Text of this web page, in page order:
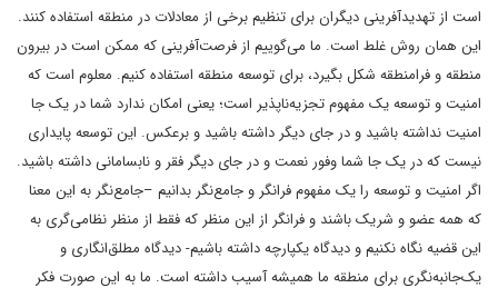
است از تهدیدآفرینی دیگران برای تنظیم برخی از معادلات در منطقه استفاده کنند.
این همان روش غلط است. ما می‌گوییم از فرصت‌آفرینی که ممکن است در بیرون
منطقه و فرامنطقه شکل بگیرد، برای توسعه منطقه استفاده کنیم. معلوم است که
امنیت و توسعه یک مفهوم تجزیه‌ناپذیر است؛ یعنی امکان ندارد شما در یک جا
امنیت نداشته باشید و در جای دیگر داشته باشید و برعکس. این توسعه پایداری
نیست که در یک جا شما وفور نعمت و در جای دیگر فقر و نابسامانی داشته باشید.
اگر امنیت و توسعه را یک مفهوم فرانگر و جامع‌نگر بدانیم –جامع‌نگر به این معنا
که همه عضو و شریک باشند و فرانگر از این منظر که فقط از منظر نظامی‌گری به
این قضیه نگاه نکنیم و دیدگاه یکپارچه داشته باشیم- دیدگاه مطلق‌انگاری و
یک‌جانبه‌نگری برای منطقه ما همیشه آسیب داشته است. ما به این صورت فکر